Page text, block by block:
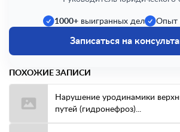
1000+выигранных дел Опыт
Записаться на
ПОХОЖИЕ ЗАПИСИ
Нарушение уродинамики
путей (гидронефроз)...